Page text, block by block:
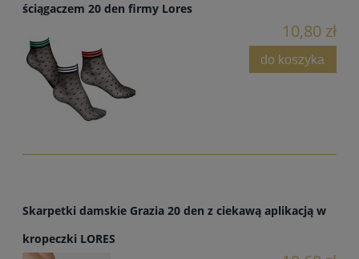
ściągaczem 20 den firmy Lores
10,80 zł
do koszyka
Skarpetki damskie Grazia 20 den z ciekawą aplikacją w
kropeczki LORES